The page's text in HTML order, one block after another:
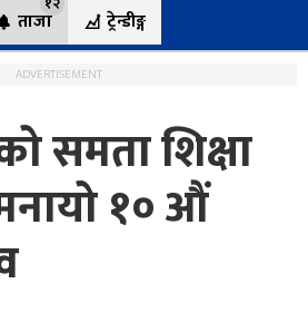
ताजा ट्रेन्डीङ्ग
ADVERTISEMENT
समता शिक्षा
१० औं